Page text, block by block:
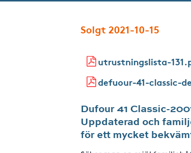
Solgt 2021-10-15
utrustningslista-
defuour-41-classic-
Dufour 41 Classic-
Uppdaterad och
för ett mycket